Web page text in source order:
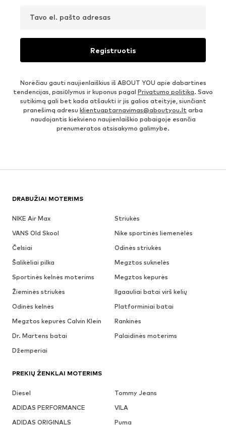
Tavo el. pašto adresas
Registruotis
Norėčiau gauti naujienlaiškius iš ABOUT YOU apie dabartines
tendencijas, pasiūlymus ir kuponus pagal Privatumo politika. Savo
sutikimą gali bet kada atšaukti ir jis galios ateityje, siunčiant
pranešimą adresu klientuaptarnavimas@aboutyou.lt arba
naudojantis kiekvieno naujienlaiškio pabaigoje esančia
prenumeratos atsisakymo galimybe.
DRABUŽIAI MOTERIMS
NIKE Air Max
Striukės
VANS Old Skool
Nike sportinės liemenėlės
Čelsiai
Odinės striukės
Šalikėliai pilka
Megztos suknelės
Sportinės kelnės moterims
Megztos kepurės
Žieminės striukės
Ilgaauliai batai virš kelių
Odinės kelnės
Platforminiai batai
Megztos kepurės Calvin Klein
Rankinės
Dr. Martens batai
Palaidinės moterims
Džemperiai
PREKIŲ ŽENKLAI MOTERIMS
Diesel
Tommy Jeans
ADIDAS PERFORMANCE
VILA
ADIDAS ORIGINALS
Puma